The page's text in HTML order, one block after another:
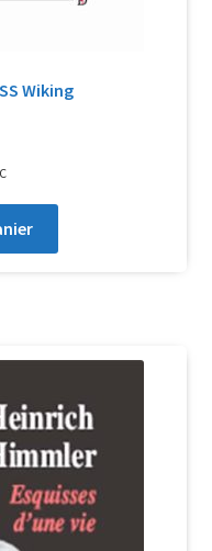
Wiking